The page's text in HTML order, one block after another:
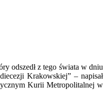
odszedł z tego świata w dniu
Krakowskiej” – napisał
Kurii Metropolitalnej w